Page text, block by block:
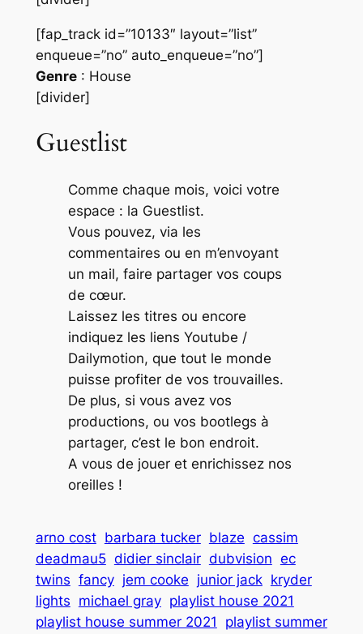
[fap_track id=”10133″ layout=”list”
enqueue=”no” auto_enqueue=”no”]
Genre: House
[divider]
Guestlist
Comme chaque mois, voici votre
espace : la Guestlist.
Vous pouvez, via les
commentaires ou en m’envoyant
un mail, faire partager vos coups
de cœur.
Laissez les titres ou encore
indiquez les liens Youtube /
Dailymotion, que tout le monde
puisse profiter de vos trouvailles.
De plus, si vous avez vos
productions, ou vos bootlegs à
partager, c’est le bon endroit.
A vous de jouer et enrichissez nos
oreilles !
arno cost barbara tucker blaze cassim
deadmau5 didier sinclair dubvision ec
twins fancy jem cooke junior jack kryder
lights michael gray playlist house 2021
playlist house summer 2021
playlist summer